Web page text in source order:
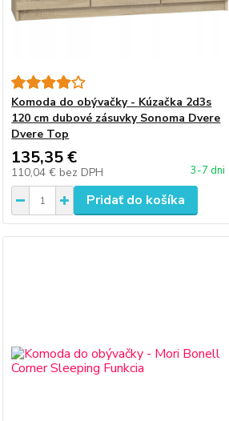
Komoda do obývačky - Kúzačka 2d3s
120 cm dubové zásuvky Sonoma Dvere
Dvere Top
135,35 €
110,04 € bez DPH 3-7 dni
Pridať do košíka